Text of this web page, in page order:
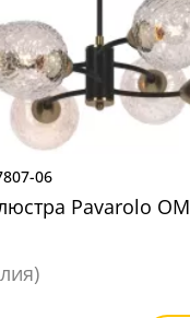
06
Pavarolo